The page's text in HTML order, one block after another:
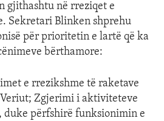
gjithashtu në rreziqet e
Sekretari Blinken shprehu
për prioritetin e lartë që ka
bërthamore:
e rrezikshme të raketave
Zgjerimi i aktiviteteve
duke përfshirë funksionimin e